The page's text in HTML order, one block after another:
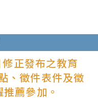
正發布之教育
、徵件表件及徵
薦參加。